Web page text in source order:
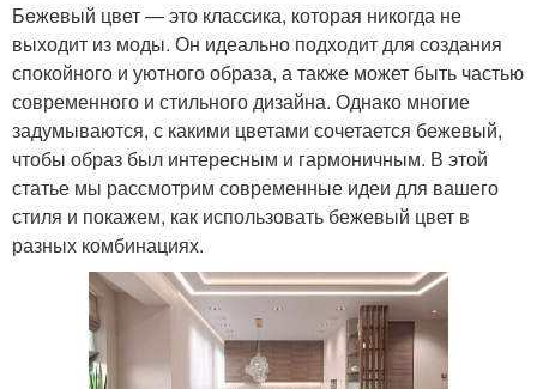
Бежевый цвет — это классика, которая никогда не
выходит из моды. Он идеально подходит для создания
спокойного и уютного образа, а также может быть частью
современного и стильного дизайна. Однако многие
задумываются, с какими цветами сочетается бежевый,
чтобы образ был интересным и гармоничным. В этой
статье мы рассмотрим современные идеи для вашего
стиля и покажем, как использовать бежевый цвет в
разных комбинациях.